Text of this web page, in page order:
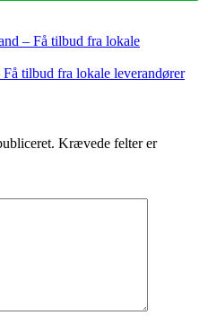
– Få tilbud fra lokale
tilbud fra lokale leverandører
Krævede felter er